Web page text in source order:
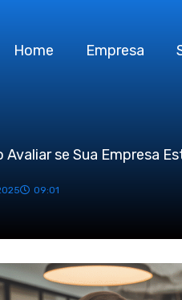
Home Empresa
Avaliar se Sua Empresa
09:01